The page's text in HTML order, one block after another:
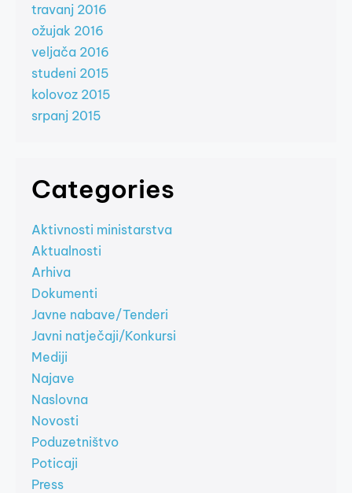
travanj 2016
ožujak 2016
veljača 2016
studeni 2015
kolovoz 2015
srpanj 2015
Categories
Aktivnosti ministarstva
Aktualnosti
Arhiva
Dokumenti
Javne nabave/Tenderi
Javni natječaji/Konkursi
Mediji
Najave
Naslovna
Novosti
Poduzetništvo
Poticaji
Press